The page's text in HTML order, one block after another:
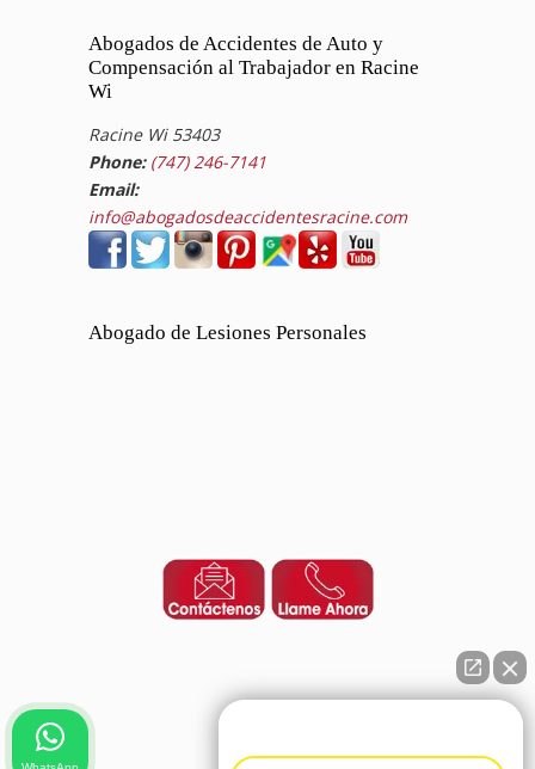
Abogados de Accidentes de Auto y
Compensación al Trabajador en Racine
Wi
Racine Wi 53403
Phone: (747) 246-7141
Email:
info@abogadosdeaccidentesracine.com
Abogado de Lesiones Personales